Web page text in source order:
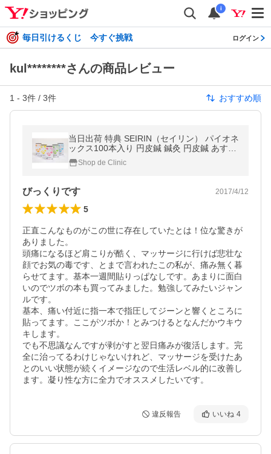
i
毎日引けるくじ 今すぐ挑戦 ログイン
kul********さんの商品レビュー
1 - 3件 / 3件 おすすめ順
当日出荷 特典 SEIRIN（セイリン） パイオネ
ックス100本入り 円皮鍼 鍼灸 円皮鍼 あすつ
く【HR】
Shop de Clinic
びっくりです 2017/4/12
5
正直こんなものがこの世に存在していたとは！位な驚きが
ありました。
頭痛になるほど肩こりが酷く、マッサージに行けば悲壮な
顔でお気の毒です、とまで言われたこの私が、痛み無く暮
らせてます。基本一週間貼りっぱなしです。あまりに面白
いのでツボの本も買ってみました。勉強してみたいジャン
ルです。
基本、痛い付近に指一本で指圧してジーンと響くところに
貼ってます。ここがツボか！とみつけるとなんだかウキウ
キします。
でも不思議なんですが剥がすと翌日痛みが復活します。完
全に治ってるわけじゃないけれど、マッサージを受けたあ
とのいい状態が続くイメージなので生活レベル的に改善し
ます。凝り性な方に全力でオススメしたいです。
違反報告 いいね 4